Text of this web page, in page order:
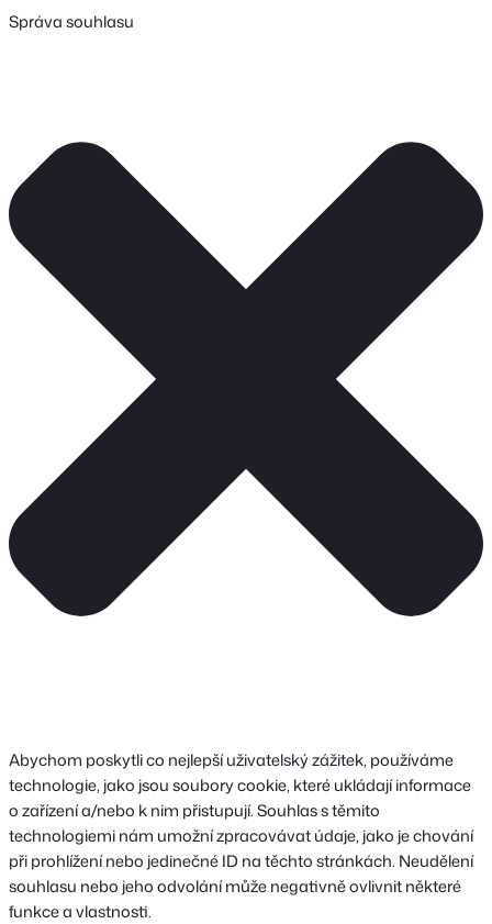
Správa souhlasu
Abychom poskytli co nejlepší uživatelský zážitek, používáme
technologie, jako jsou soubory cookie, které ukládají informace
o zařízení a/nebo k nim přistupují. Souhlas s těmito
technologiemi nám umožní zpracovávat údaje, jako je chování
při prohlížení nebo jedinečné ID na těchto stránkách. Neudělení
souhlasu nebo jeho odvolání může negativně ovlivnit některé
funkce a vlastnosti.